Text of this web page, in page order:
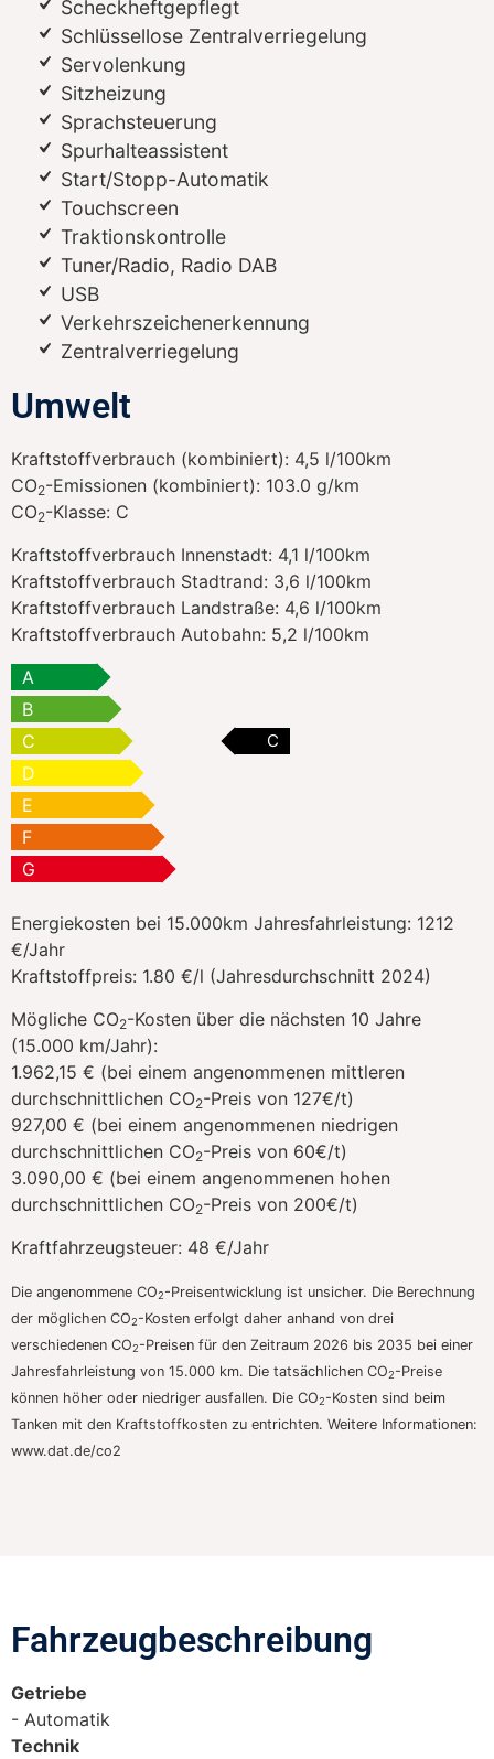
Scheckheftgepflegt
Schlüssellose Zentralverriegelung
Servolenkung
Sitzheizung
Sprachsteuerung
Spurhalteassistent
Start/Stopp-Automatik
Touchscreen
Traktionskontrolle
Tuner/Radio, Radio DAB
USB
Verkehrszeichenerkennung
Zentralverriegelung
Umwelt
Kraftstoffverbrauch (kombiniert): 4,5 l/100km
CO2-Emissionen (kombiniert): 103.0 g/km
CO2-Klasse: C
Kraftstoffverbrauch Innenstadt: 4,1 l/100km
Kraftstoffverbrauch Stadtrand: 3,6 l/100km
Kraftstoffverbrauch Landstraße: 4,6 l/100km
Kraftstoffverbrauch Autobahn: 5,2 l/100km
A
B
C
C
D
E
F
G
Energiekosten bei 15.000km Jahresfahrleistung: 1212
€/Jahr
Kraftstoffpreis: 1.80 €/l (Jahresdurchschnitt 2024)
Mögliche CO2-Kosten über die nächsten 10 Jahre
(15.000 km/Jahr):
1.962,15 € (bei einem angenommenen mittleren
durchschnittlichen CO2-Preis von 127€/t)
927,00 € (bei einem angenommenen niedrigen
durchschnittlichen CO2-Preis von 60€/t)
3.090,00 € (bei einem angenommenen hohen
durchschnittlichen CO2-Preis von 200€/t)
Kraftfahrzeugsteuer: 48 €/Jahr
Die angenommene CO2-Preisentwicklung ist unsicher. Die Berechnung
der möglichen CO2-Kosten erfolgt daher anhand von drei
verschiedenen CO2-Preisen für den Zeitraum 2026 bis 2035 bei einer
Jahresfahrleistung von 15.000 km. Die tatsächlichen CO2-Preise
können höher oder niedriger ausfallen. Die CO2-Kosten sind beim
Tanken mit den Kraftstoffkosten zu entrichten. Weitere Informationen:
www.dat.de/co2
Fahrzeugbeschreibung​
Getriebe
Automatik
Technik